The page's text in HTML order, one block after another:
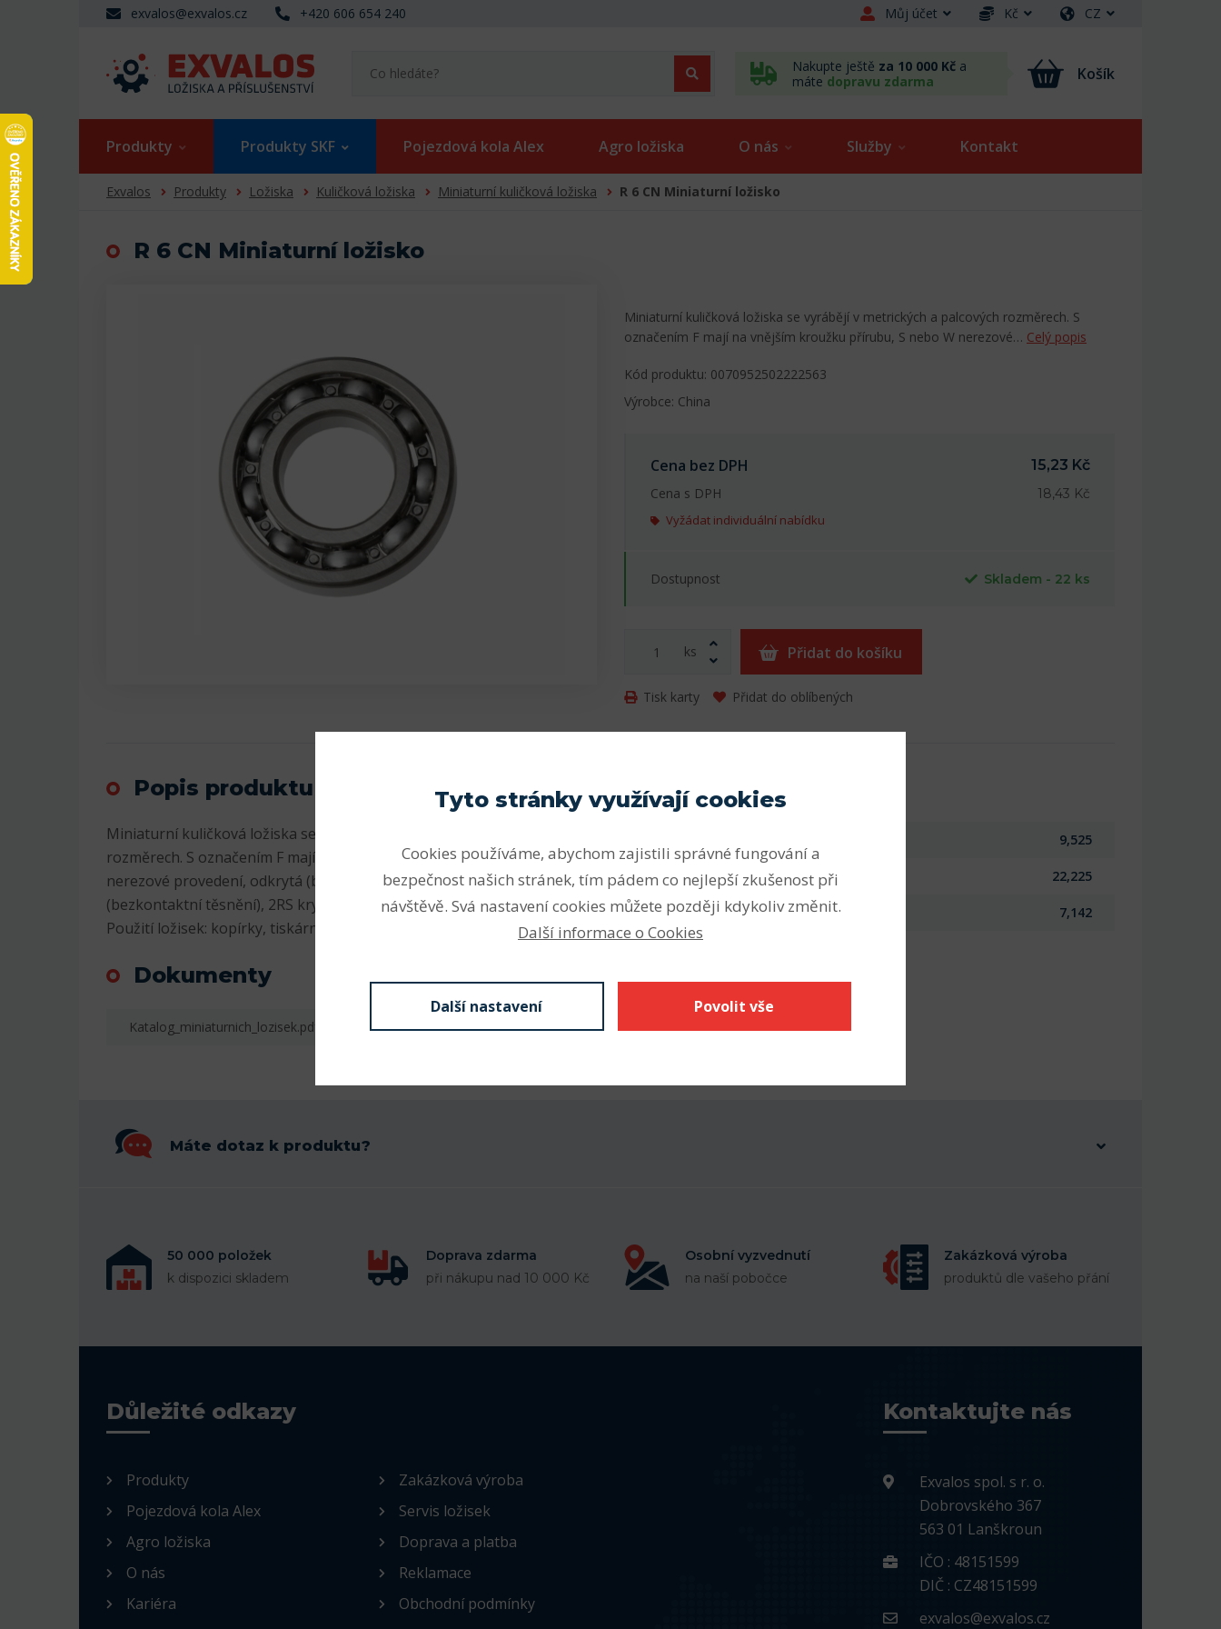
exvalos@exvalos.cz +420 606 654 240 Můj účet Kč CZ
Nakupte ještě za 10 000 Kč a
máte dopravu zdarma Košík
Produkty Produkty SKF Pojezdová kola Alex Agro ložiska O nás Služby Kontakt
Exvalos Produkty Ložiska Kuličková ložiska Miniaturní kuličková ložiska R 6 CN Miniaturní ložisko
R 6 CN Miniaturní ložisko
Miniaturní kuličková ložiska se vyrábějí v metrických a palcových rozměrech. S
označením F mají na vnějším kroužku přírubu, S nebo W nerezové… Celý popis
Kód produktu: 0070952502222563
Výrobce: China
Cena bez DPH
15,23 Kč
Cena s DPH
18,43 Kč
Vyžádat individuální nabídku
Dostupnost Skladem - 22 ks
ks Přidat do košíku
Tisk karty Přidat do oblíbených
Popis produktu
Miniaturní kuličková ložiska se vyrábějí v metrických a palcových
rozměrech. S označením F mají na vnějším kroužku přírubu, S nebo W
nerezové provedení, odkrytá (bez označení), 2Z krytá plechem
(bezkontaktní těsnění), 2RS krytá plastem (kontaktní těsnění).
Použití ložisek: kopírky, tiskárny, RC modely, ruční nářadí, ad.
Dokumenty
Katalog_miniaturnich_lozisek.pdf Stáhnout
Parametry
9,525
Vnější průměr (mm) 22,225
Šířka (mm) 7,142
Máte dotaz k produktu?
50 000 položek
k dispozici skladem
Doprava zdarma
při nákupu nad 10 000 Kč
Osobní vyzvednutí
na naší pobočce
Zakázková výroba
produktů dle vašeho přání
Důležité odkazy
Produkty
Pojezdová kola Alex
Agro ložiska
O nás
Kariéra
Zakázková výroba
Servis ložisek
Doprava a platba
Reklamace
Obchodní podmínky
Kontaktujte nás
Exvalos spol. s r. o.
Dobrovského 367
563 01 Lanškroun
IČO : 48151599
DIČ : CZ48151599
exvalos@exvalos.cz
Tyto stránky využívají cookies
Cookies používáme, abychom zajistili správné fungování a
bezpečnost našich stránek, tím pádem co nejlepší zkušenost při
návštěvě. Svá nastavení cookies můžete později kdykoliv změnit.
Další informace o Cookies
Další nastavení Povolit vše